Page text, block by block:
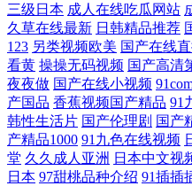
三级日本 成人在线吃瓜网站
久草在线最新 日韩精品推荐
123 另类视频欧美 国产在线
看黄 操操无码视频 国产高清
夜夜做 国产在线小视频
产国品 香蕉视频国产精品 91
韩性生活片 国产伦理剧 国产
产精品1000 91九色在线视频
堂 久久成人亚洲 日本中文视
日本 97甜桃品种介绍 91插插